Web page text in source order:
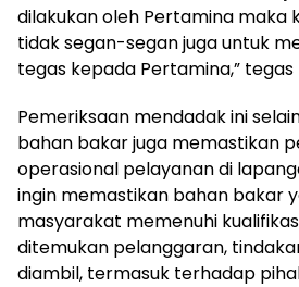
dilakukan oleh Pertamina maka
tidak segan-segan juga untuk
tegas kepada Pertamina,” tegas
Pemeriksaan mendadak ini
bahan bakar juga memastikan
operasional pelayanan di
ingin memastikan bahan bakar
masyarakat memenuhi
ditemukan pelanggaran,
diambil, termasuk terhadap